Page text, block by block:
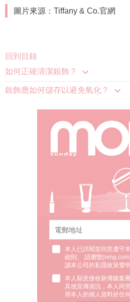
圖片來源：Tiffany & Co.官網
回到目錄
如何正確清潔銀飾？
銀飾應如何儲存以避免氧化？
細則。 請瀏覽(
讀本公司的私隱政策聲
其他宣傳資訊，本人同
用本人的個人資料於任